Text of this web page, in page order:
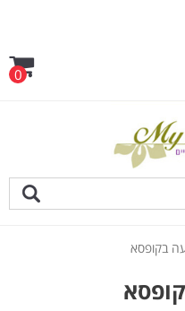
0
בקופסא